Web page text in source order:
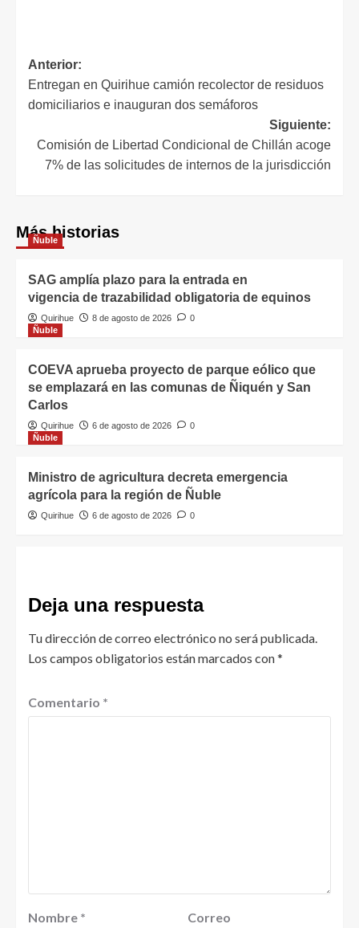
Anterior:
Entregan en Quirihue camión recolector de residuos
domiciliarios e inauguran dos semáforos
Siguiente:
Comisión de Libertad Condicional de Chillán acoge
7% de las solicitudes de internos de la jurisdicción
Más historias
Ñuble
SAG amplía plazo para la entrada en
vigencia de trazabilidad obligatoria de equinos
Quirihue 8 de agosto de 2026
0
Ñuble
COEVA aprueba proyecto de parque eólico que
se emplazará en las comunas de Ñiquén y San
Carlos
Quirihue 6 de agosto de 2026
0
Ñuble
Ministro de agricultura decreta emergencia
agrícola para la región de Ñuble
Quirihue 6 de agosto de 2026 0
Deja una respuesta
Tu dirección de correo electrónico no será publicada.
Los campos obligatorios están marcados con*
Comentario *
Nombre * Correo